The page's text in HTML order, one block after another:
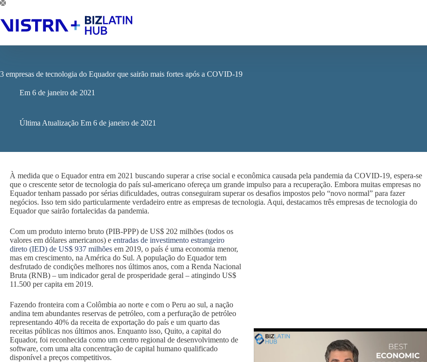
Pular
o
conteúdo
3 empresas de tecnologia do Equador que sairão mais fortes após a COVID-19
Em 6 de janeiro de 2021
Última Atualização Em 6 de janeiro de 2021
À medida que o Equador entra em 2021 buscando superar a crise social e econômica causada pela pandemia da COVID-19, espera-se
que o crescente setor de tecnologia do país sul-americano ofereça um grande impulso para a recuperação. Embora muitas empresas no
Equador tenham passado por sérias dificuldades, outras conseguiram superar os desafios impostos pelo “novo normal” para fazer
negócios. Isso tem sido particularmente verdadeiro entre as empresas de tecnologia. Aqui, destacamos três empresas de tecnologia do
Equador que sairão fortalecidas da pandemia.
Com um produto interno bruto (PIB-PPP) de US$ 202 milhões (todos os
valores em dólares americanos) e entradas de investimento estrangeiro
direto (IED) de US$ 937 milhões em 2019, o país é uma economia menor,
mas em crescimento, na América do Sul. A população do Equador tem
desfrutado de condições melhores nos últimos anos, com a Renda Nacional
Bruta (RNB) – um indicador geral de prosperidade geral – atingindo US$
11.500 per capita em 2019.
Fazendo fronteira com a Colômbia ao norte e com o Peru ao sul, a nação
andina tem abundantes reservas de petróleo, com a perfuração de petróleo
representando 40% da receita de exportação do país e um quarto das
receitas públicas nos últimos anos. Enquanto isso, Quito, a capital do
Equador, foi reconhecida como um centro regional de desenvolvimento de
software, com uma alta concentração de capital humano qualificado
disponível a preços competitivos.